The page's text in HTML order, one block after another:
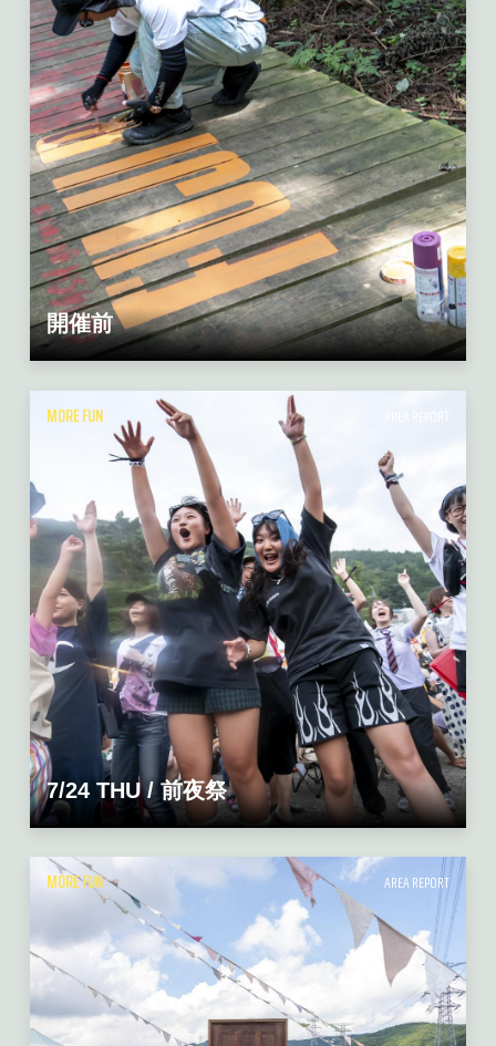
開催前
MORE FUN
7/24 THU / 前夜祭
MORE FUN AREA REPORT